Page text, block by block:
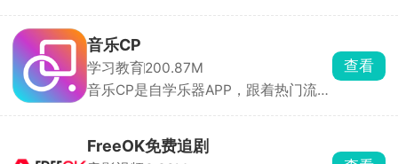
器、跨设备同步，密码自动保存填充。
能装广告拦截等插件，自定义主题和布
局。
音乐CP
学习教育200.87M
音乐CP是自学乐器APP，跟着热门流行
循序渐进练，零基础也能稳步上手，不
用硬啃枯燥乐理教材。全网热门流行曲
查看
FreeOK免费追剧